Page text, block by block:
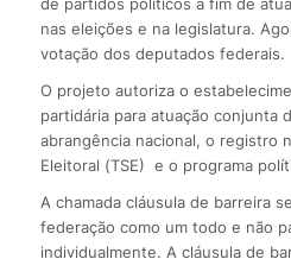
nas eleições e na legislatura.
votação dos deputados federais.
O projeto autoriza o
partidária para atuação conjunta
abrangência nacional, o registro
Eleitoral (TSE) e o programa
A chamada cláusula de barreira
federação como um todo e não
individualmente. A cláusula de